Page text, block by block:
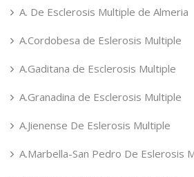
A. De Esclerosis Multiple de Almeria
A.Cordobesa de Eslerosis Multiple
A.Gaditana de Esclerosis Multiple
A.Granadina de Esclerosis Multiple
A.Jienense De Eslerosis Multiple
A.Marbella-San Pedro De Eslerosis